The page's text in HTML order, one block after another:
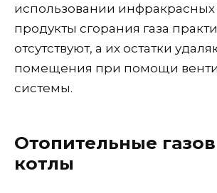
использовании инфракрасных
продукты сгорания газа
отсутствуют, а их остатки
помещения при помощи
системы.
Отопительные
котлы